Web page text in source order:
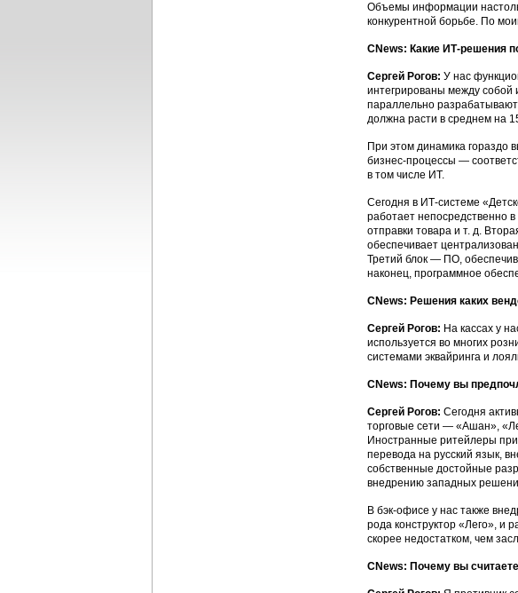
Объемы информации
конкурентной борьбе. По
CNews: Какие ИТ-решения
Сергей Рогов: У нас
интегрированы между собой
параллельно
должна расти в среднем на
При этом динамика гораздо
бизнес-процессы —
в том числе ИТ.
Сегодня в ИТ-системе
работает непосредственно
отправки товара и т. д.
обеспечивает
Третий блок — ПО,
наконец, программное
CNews: Решения каких
Сергей Рогов: На кассах у
используется во многих
системами эквайринга и
CNews: Почему вы
Сергей Рогов: Сегодня
торговые сети — «Ашан»,
Иностранные ритейлеры
перевода на русский язык,
собственные достойные
внедрению западных
В бэк-офисе у нас также
рода конструктор «Лего», и
скорее недостатком, чем
CNews: Почему вы